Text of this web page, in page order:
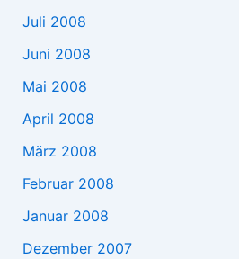
Juli 2008
Juni 2008
Mai 2008
April 2008
März 2008
Februar 2008
Januar 2008
Dezember 2007